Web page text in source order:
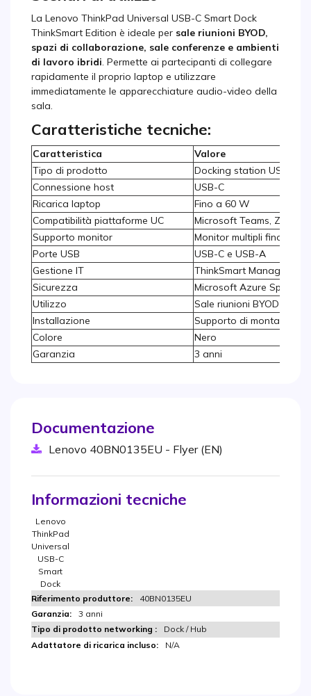
La Lenovo ThinkPad Universal USB-C Smart Dock
ThinkSmart Edition è ideale per sale riunioni BYOD,
spazi di collaborazione, sale conferenze e ambienti
di lavoro ibridi. Permette ai partecipanti di collegare
rapidamente il proprio laptop e utilizzare
immediatamente le apparecchiature audio-video della
sala.
Caratteristiche tecniche:
Caratteristica
Valore
Tipo di prodotto
Docking station USB-C
Connessione host
USB-C
Ricarica laptop
Fino a 60 W
Compatibilità piattaforme UC
Microsoft Teams, Zoom,
Supporto monitor
Monitor multipli fino a 4K
Porte USB
USB-C e USB-A
Gestione IT
ThinkSmart Manager
Sicurezza
Microsoft Azure Sphere
Utilizzo
Sale riunioni BYOD
Installazione
Supporto di montaggio
Colore
Nero
Garanzia
3 anni
Documentazione
Lenovo 40BN0135EU - Flyer (EN)
Informazioni tecniche
Lenovo
ThinkPad
Universal
USB-C
Smart
Dock
40BN0135EU
3 anni
Dock / Hub
N/A